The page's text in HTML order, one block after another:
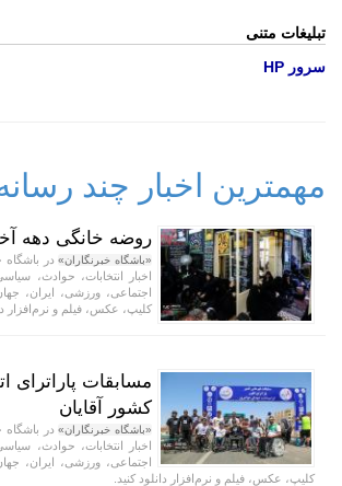
تبلیغات متنی
سرور HP
مهمترین اخبار چند
روضه خانگی دهه
«باشگاه خبرنگاران»در باشگاه
اخبار انتخابات، حوادث،
اجتماعی، ورزشی، ایران،
کلیپ، عکس، فیلم و نرم‌افزار
مسابقات پاراترای
کشور آقایان
«باشگاه خبرنگاران»در باشگاه
اخبار انتخابات، حوادث،
اجتماعی، ورزشی، ایران،
کلیپ، عکس، فیلم و نرم‌افزار دانلود کنید.